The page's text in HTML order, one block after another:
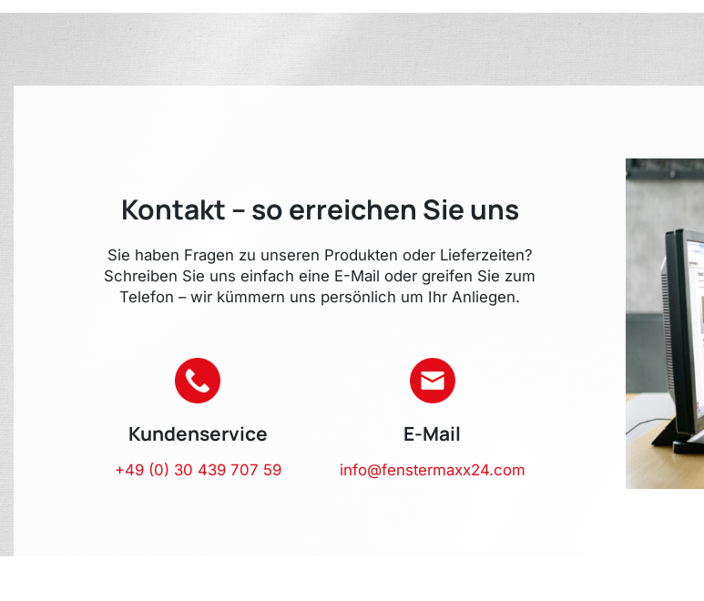
Kontakt – so erreichen Sie uns
Sie haben Fragen zu unseren Produkten oder Lieferzeiten?
Schreiben Sie uns einfach eine E-Mail oder greifen Sie zum
Telefon – wir kümmern uns persönlich um Ihr Anliegen.
Kundenservice
+49 (0) 30 439 707 59
E-Mail
info@fenstermaxx24.com